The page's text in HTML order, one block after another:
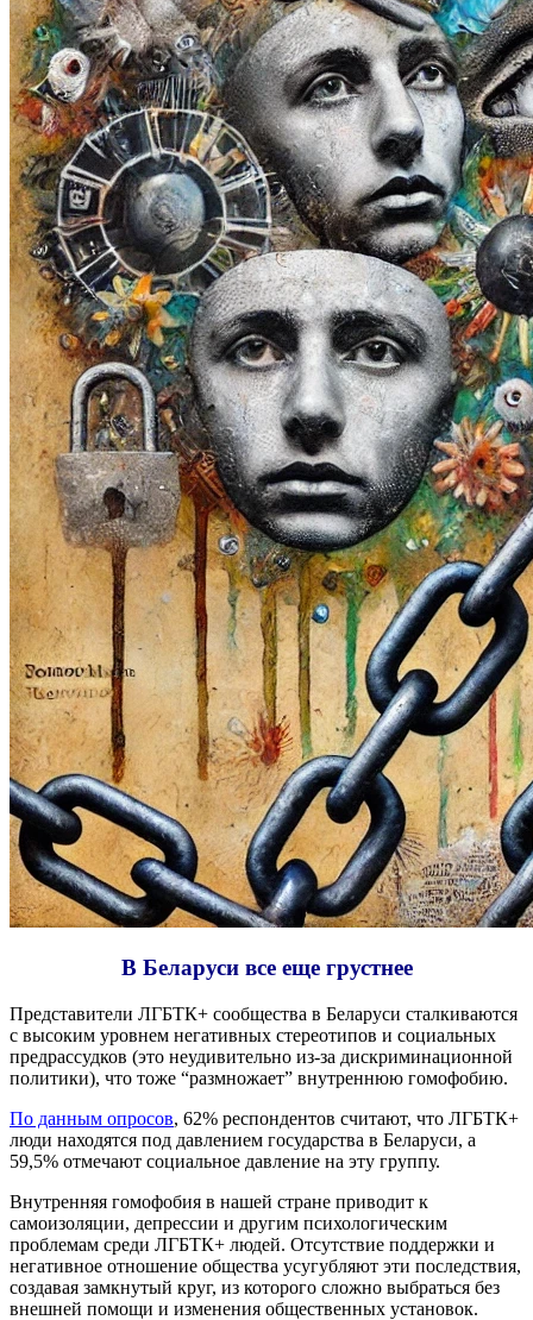
В Беларуси все еще грустнее
Представители ЛГБТК+ сообщества в Беларуси сталкиваются
с высоким уровнем негативных стереотипов и социальных
предрассудков (это неудивительно из-за дискриминационной
политики), что тоже “размножает” внутреннюю гомофобию.
По данным опросов, 62% респондентов считают, что ЛГБТК+
люди находятся под давлением государства в Беларуси, а
59,5% отмечают социальное давление на эту группу.
Внутренняя гомофобия в нашей стране приводит к
самоизоляции, депрессии и другим психологическим
проблемам среди ЛГБТК+ людей. Отсутствие поддержки и
негативное отношение общества усугубляют эти последствия,
создавая замкнутый круг, из которого сложно выбраться без
внешней помощи и изменения общественных установок.